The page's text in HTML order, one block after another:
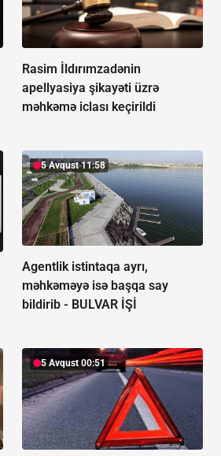
Rasim İldırımzadənin
apellyasiya şikayəti üzrə
məhkəmə iclası keçirildi
5 Avqust 11:58
Agentlik istintaqa ayrı,
məhkəməyə isə başqa say
bildirib - BULVAR İŞİ
5 Avqust 00:51